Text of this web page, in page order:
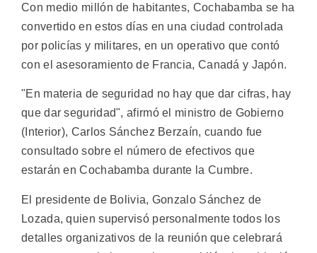
Con medio millón de habitantes, Cochabamba se ha
convertido en estos días en una ciudad controlada
por policías y militares, en un operativo que contó
con el asesoramiento de Francia, Canadá y Japón.
"En materia de seguridad no hay que dar cifras, hay
que dar seguridad", afirmó el ministro de Gobierno
(Interior), Carlos Sánchez Berzaín, cuando fue
consultado sobre el número de efectivos que
estarán en Cochabamba durante la Cumbre.
El presidente de Bolivia, Gonzalo Sánchez de
Lozada, quien supervisó personalmente todos los
detalles organizativos de la reunión que celebrará